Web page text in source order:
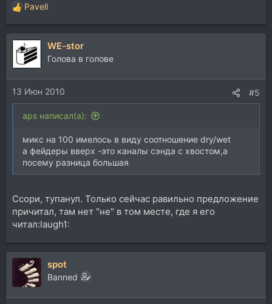
Р
е
а
и
и
:
Pavell
WE-stor
Голова в голове
13 Июн 2010 #5
aps написал(а):
микс на 100 имелось в виду соотношение dry/wet
а фейдеры вверх -это каналы сэнда с хвостом,а
посему разница большая
Ссори, тупанул. Только сейчас равильно предложение
причитал, там нет "не" в том месте, где я его
читал:laugh1:
spot
Banned